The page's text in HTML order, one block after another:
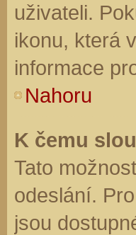
uživateli.
ikonu, která
informace
Nahoru
K čemu
Tato
odeslání.
jsou